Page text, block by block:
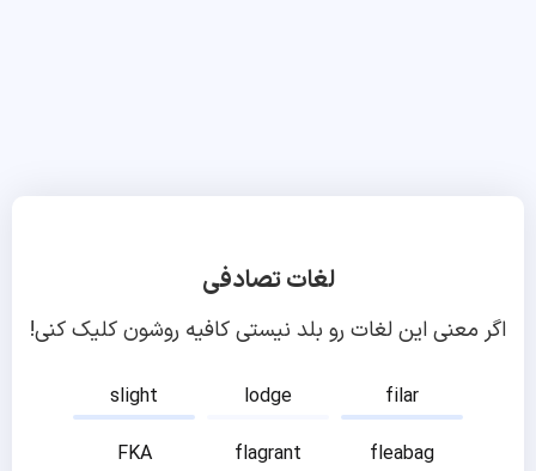
لغات تصادفی
اگر معنی این لغات رو بلد نیستی کافیه روشون کلیک کنی!
slight lodge
filar
FKA
flagrant
fleabag